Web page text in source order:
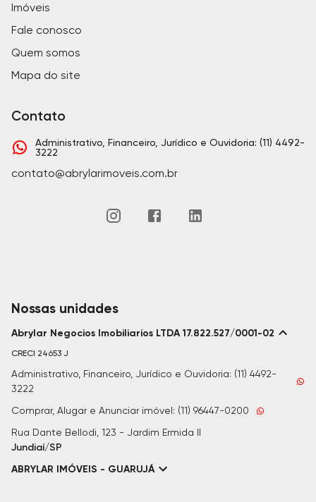
Imóveis
Fale conosco
Quem somos
Mapa do site
Contato
Administrativo, Financeiro, Jurídico e Ouvidoria: (11) 4492-
3222
contato@abrylarimoveis.com.br
Nossas unidades
Abrylar Negocios Imobiliarios LTDA 17.822.527/0001-02
CRECI 24653 J
Administrativo, Financeiro, Jurídico e Ouvidoria: (11) 4492-
3222
Comprar, Alugar e Anunciar imóvel: (11) 96447-0200
Rua Dante Bellodi, 123 - Jardim Ermida II
Jundiaí/SP
ABRYLAR IMÓVEIS - GUARUJÁ